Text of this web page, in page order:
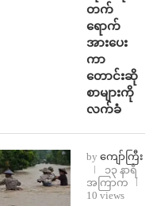
တက်
ရောက်
အားပေး
ကာ
တောင်းဆို
စာများကို
လက်ခံ
by ကျော်ကြီး
၁၃ နာရီ
အကြာက
10 views